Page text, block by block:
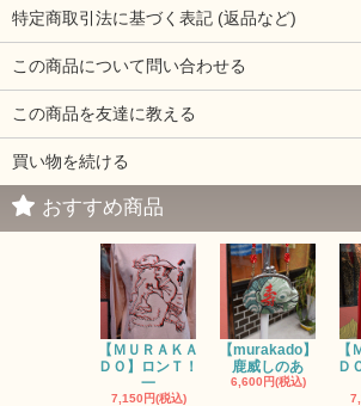
特定商取引法に基づく表記 (返品など)
この商品について問い合わせる
この商品を友達に教える
買い物を続ける
おすすめ商品
【ＭＵＲＡＫＡ
ＤＯ】ロンＴ！
一
7,150円(税込)
【murakado】
鹿威しのあ
6,600円(税込)
【
Ｄ